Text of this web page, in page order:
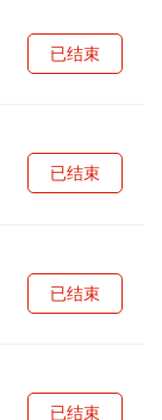
已结束
已结束
已结束
已结束